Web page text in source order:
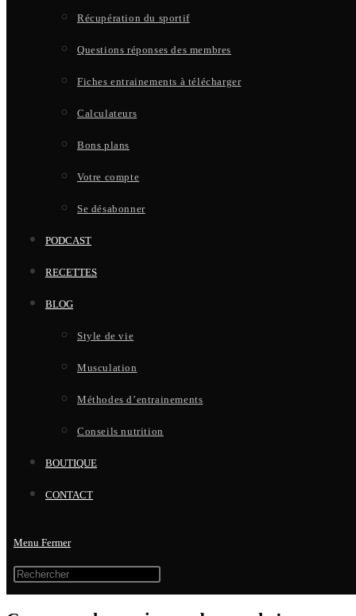
Récupération du sportif
Questions réponses des membres
Fiches entrainements à télécharger
Calculateurs
Bons plans
Votre compte
Se désabonner
PODCAST
RECETTES
BLOG
Style de vie
Musculation
Méthodes d’entrainements
Conseils nutrition
BOUTIQUE
CONTACT
Menu Fermer